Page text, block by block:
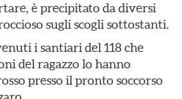
è precipitato da diversi
sugli scogli sottostanti.
i santiari del 118 che
del ragazzo lo hanno
presso il pronto soccorso